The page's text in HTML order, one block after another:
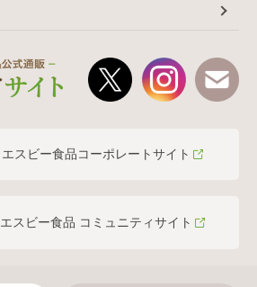
エスビー食品コーポレートサイト
エスビー食品 コミュニティサイト